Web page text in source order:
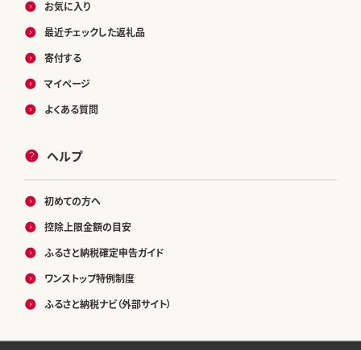
お気に入り
最近チェックした返礼品
寄付する
マイページ
よくある質問
ヘルプ
初めての方へ
控除上限金額の目安
ふるさと納税確定申告ガイド
ワンストップ特例制度
ふるさと納税ナビ（外部サイト）